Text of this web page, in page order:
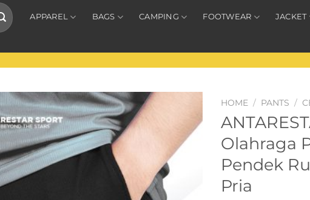
APPAREL BAGS CAMPING FOOTWEAR JACKET
HOME / PANTS /
Olahraga
Pendek
Pria